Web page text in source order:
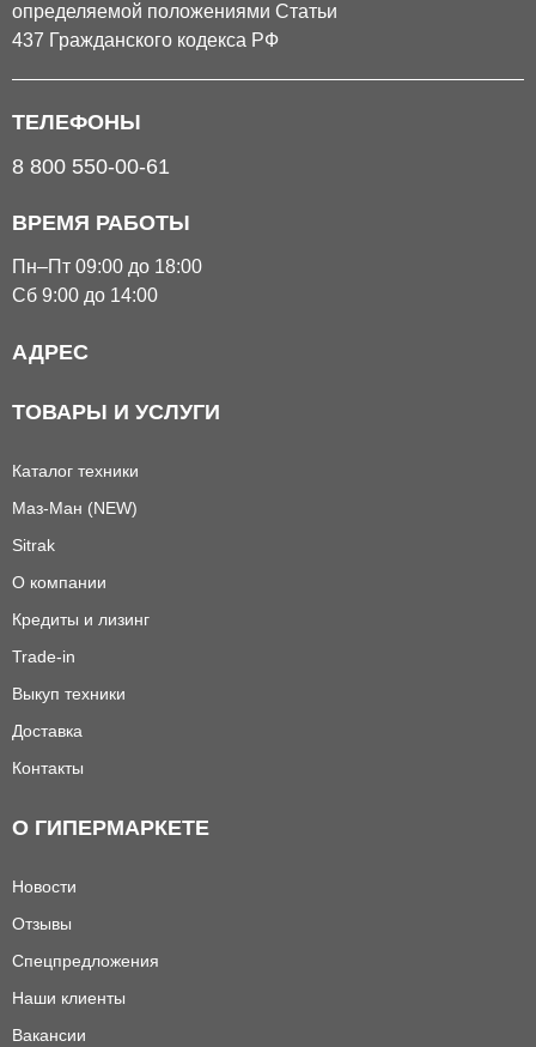
определяемой положениями Статьи
437 Гражданского кодекса РФ
ТЕЛЕФОНЫ
8 800 550-00-61
ВРЕМЯ РАБОТЫ
Пн–Пт 09:00 до 18:00
Сб 9:00 до 14:00
АДРЕС
ТОВАРЫ И УСЛУГИ
Каталог техники
Маз-Ман (NEW)
Sitrak
О компании
Кредиты и лизинг
Trade-in
Выкуп техники
Доставка
Контакты
О ГИПЕРМАРКЕТЕ
Новости
Отзывы
Спецпредложения
Наши клиенты
Вакансии